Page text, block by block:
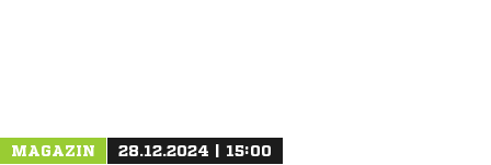
MAGAZIN 28.12.2024 | 15:00